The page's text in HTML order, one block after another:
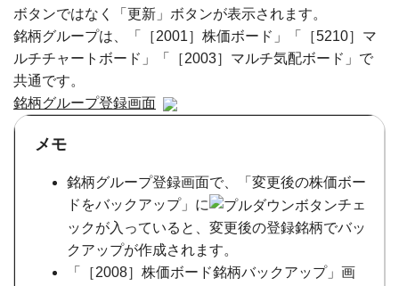
ボタンではなく「更新」ボタンが表示されます。
銘柄グループは、「［2001］株価ボード」「［5210］マ
ルチチャートボード」「［2003］マルチ気配ボード」で
共通です。
銘柄グループ登録画面
メモ
銘柄グループ登録画面で、「変更後の株価ボー
ドをバックアップ」に
チェ
ックが入っていると、変更後の登録銘柄でバッ
クアップが作成されます。
「［2008］株価ボード銘柄バックアップ」画